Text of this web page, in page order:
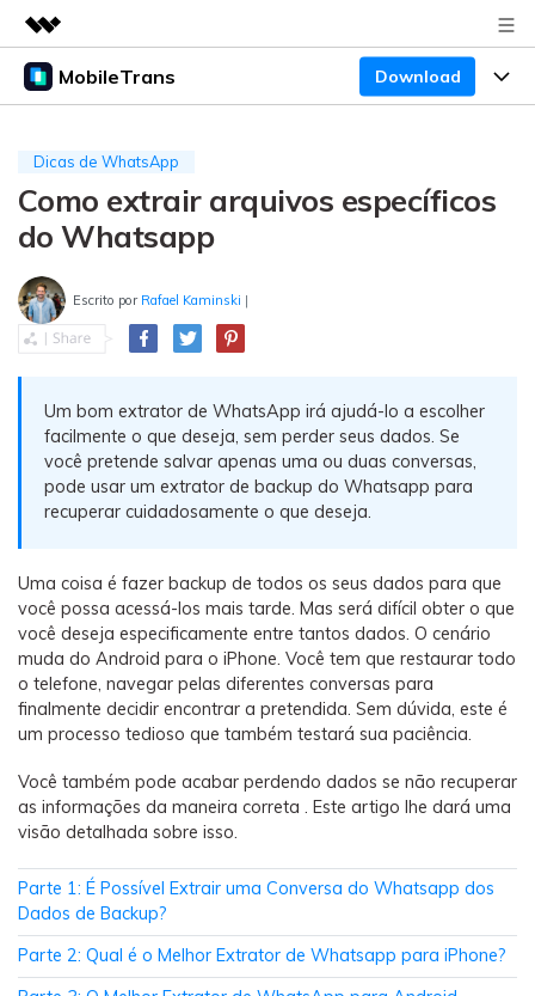
Produtos em destaque
Utilitários
Soluções
Sobre nós
Loja
Suporte
MobileTrans Download
Desktop
Transferência do WhatsApp
Transferir o WhatsApp e o WhatsApp Business
entre dispositivos Android e iOS.
Transferir mensagens, fotos, vídeos e muito mais
de celular para outro, celular para computador e
vice-versa.
Fazer backup de até 18 tipos de dados e dados do
WhatsApp para o computador. E restaurar
backups facilmente.
Recuperar visulização única de WhatsApp
Recupere todas as mídias de visulização única do
Mutsapper
Transferir dados do WhatsApp e WhatsApp
Business sem redefinição de fábrica.
Preços
Preços para Windows
Preços para Mac
Preços Educacionais
Guia de usuario
Mais suporte
Blogs
Temas em Destaque
Temas em Destaque
Concursos e eventos
BUSCAR
Download
Dicas de WhatsApp
Como extrair arquivos específicos
do Whatsapp
Escrito por Rafael Kaminski |
Um bom extrator de WhatsApp irá ajudá-lo a escolher
facilmente o que deseja, sem perder seus dados. Se
você pretende salvar apenas uma ou duas conversas,
pode usar um extrator de backup do Whatsapp para
recuperar cuidadosamente o que deseja.
Uma coisa é fazer backup de todos os seus dados para que
você possa acessá-los mais tarde. Mas será difícil obter o que
você deseja especificamente entre tantos dados. O cenário
muda do Android para o iPhone. Você tem que restaurar todo
o telefone, navegar pelas diferentes conversas para
finalmente decidir encontrar a pretendida. Sem dúvida, este é
um processo tedioso que também testará sua paciência.
Você também pode acabar perdendo dados se não recuperar
as informações da maneira correta . Este artigo lhe dará uma
visão detalhada sobre isso.
Parte 1: É Possível Extrair uma Conversa do Whatsapp dos
Dados de Backup?
Parte 2: Qual é o Melhor Extrator de Whatsapp para iPhone?